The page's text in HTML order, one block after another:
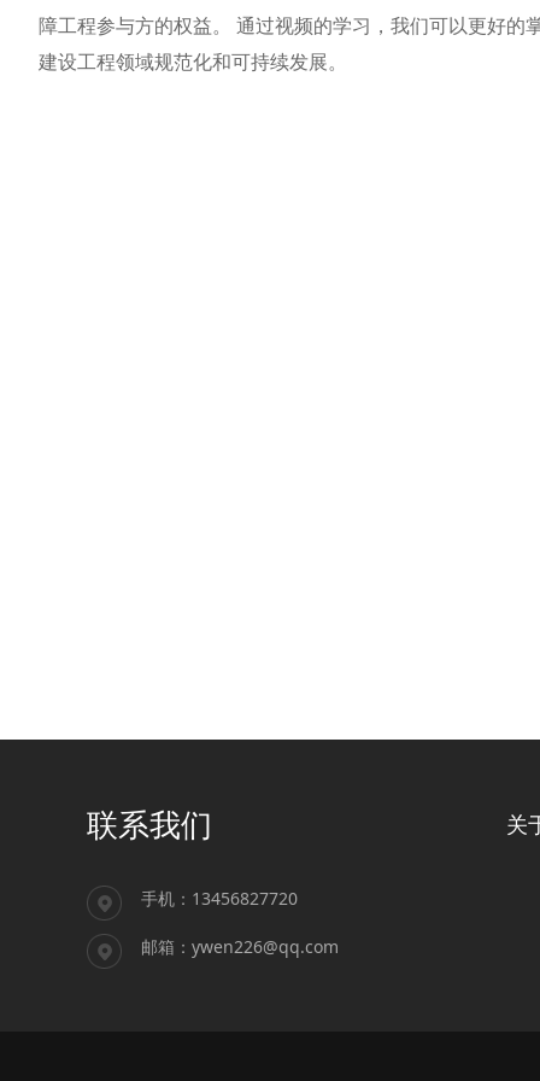
障工程参与方的权益。 通过视频的学习，我们可以更好
建设工程领域规范化和可持续发展。
联系我们
手机：13456827720
邮箱：ywen226@qq.com
关